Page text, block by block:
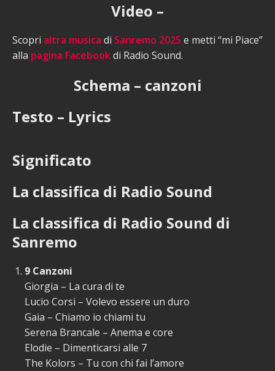
Video –
Scopri altra musica di Sanremo 2025 e metti “mi Piace”
alla pagina Facebookdi Radio Sound.
Schema – canzoni
Testo – Lyrics
Significato
La classifica di Radio Sound
La classifica di Radio Sound di
Sanremo
9 Canzoni
Giorgia – La cura di te
Lucio Corsi – Volevo essere un duro
Gaia – Chiamo io chiami tu
Serena Brancale – Anema e core
Elodie – Dimenticarsi alle 7
The Kolors – Tu con chi fai l’amore